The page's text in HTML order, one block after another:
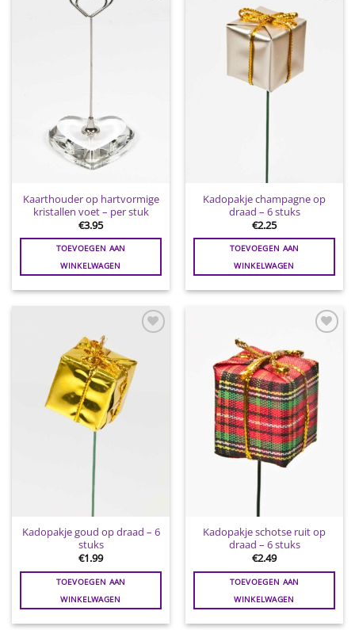
Kaarthouder op hartvormige
kristallen voet – per stuk
€3.95
TOEVOEGEN AAN
WINKELWAGEN
Toevoegen
aan
wenslijst
Kadopakje champagne op
draad – 6 stuks
€2.25
TOEVOEGEN AAN
WINKELWAGEN
wenslijst
Kadopakje goud op draad – 6
stuks
€1.99
TOEVOEGEN AAN
WINKELWAGEN
wenslijst
Kadopakje schotse ruit op
draad – 6 stuks
€2.49
TOEVOEGEN AAN
WINKELWAGEN